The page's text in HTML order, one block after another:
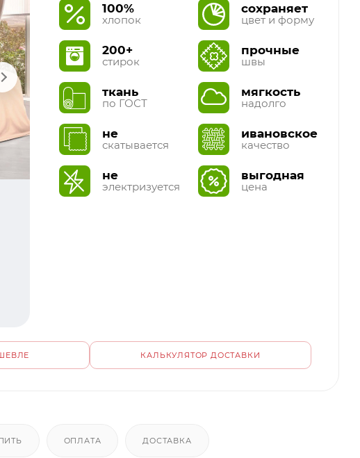
100%
хлопок
200+
стирок
ткань
по ГОСТ
не
скатывается
не
электризуется
сохраняет
цвет и форму
прочные
швы
мягкость
надолго
ивановское
качество
выгодная
цена
КАЛЬКУЛЯТОР ДОСТАВКИ
ОПЛАТА ДОСТАВКА